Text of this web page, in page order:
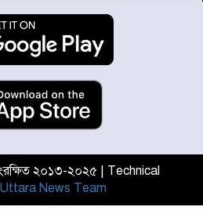
দাবানল নেভাতে গিয়ে
বিধ্বস্ত, নিহত ১
সর্বোচ্চ শাস্তি মৃত্যুদণ্ড, তাই
মজুদ করবেন : আইনমন্ত্রী
আদিবাসী দিবস: রাষ্ট্রের
ও দায়বদ্ধতা II – মং এ খেন
সংরক্ষিত ২০১৩-২০২৫ | Technical
Uttara News Team